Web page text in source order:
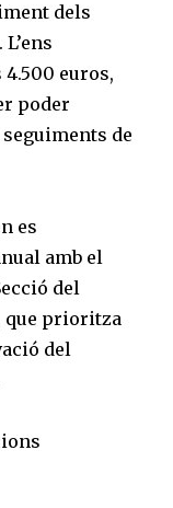
dels
euros,
poder
de
es
amb el
del
que prioritza
del